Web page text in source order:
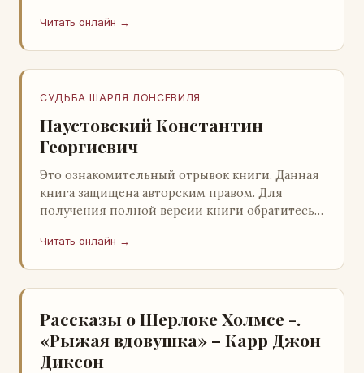
легального ко…
Читать онлайн →
СУДЬБА ШАРЛЯ ЛОНСЕВИЛЯ
Паустовский Константин
Георгиевич
Это ознакомительный отрывок книги. Данная
книга защищена авторским правом. Для
получения полной версии книги обратитесь к
легального ко…
Читать онлайн →
Рассказы о Шерлоке Холмсе -.
«Рыжая вдовушка» – Карр Джон
Диксон